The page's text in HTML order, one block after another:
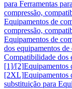
para Ferramentas
compressão,
Equipamentos de
compressão,
Equipamentos de
dos equipamentos
Compatibilidade dos
[1]/[2]Equipamentos
[2XL]Equipamentos
substituição para